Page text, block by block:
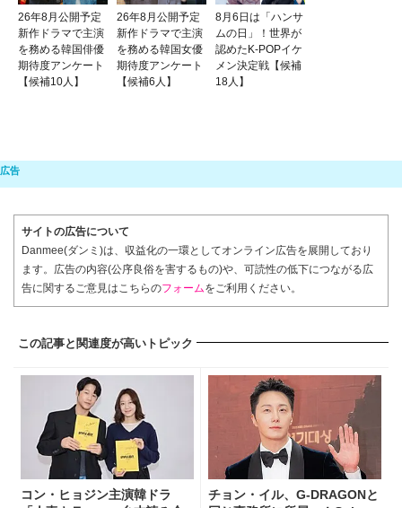
26年8月公開予定
新作ドラマで主演
を務める韓国俳優
期待度アンケート
【候補10人】
26年8月公開予定
新作ドラマで主演
を務める韓国女優
期待度アンケート
【候補6人】
8月6日は「ハンサ
ムの日」！世界が
認めたK-POPイケ
メン決定戦【候補
18人】
サイトの広告について
Danmee(ダンミ)は、収益化の一環としてオンライン広告を展開しており
ます。広告の内容(公序良俗を害するもの)や、可読性の低下につながる広
告に関するご意見はこちらのフォームをご利用ください。
この記事と関連度が高いトピック
コン・ヒョジン主演韓ドラ
チョン・イル、G-DRAGONと